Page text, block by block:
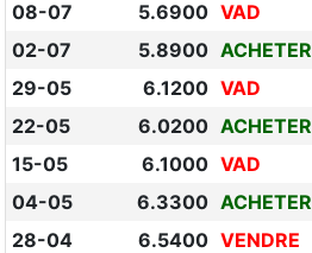
08-07
5.6900 VAD
02-07
5.8900 ACHETER
29-05
6.1200 VAD
22-05
6.0200 ACHETER
15-05
6.1000 VAD
04-05
6.3300 ACHETER
28-04
6.5400 VENDRE